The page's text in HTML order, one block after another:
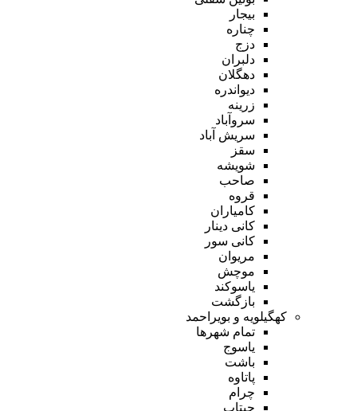
بیجار
چناره
دزج
دلبران
دهگلان
دیواندره
زرینه
سروآباد
سریش آباد
سقز
شویشه
صاحب
قروه
کامیاران
کانی دینار
کانی سور
مریوان
موچش
یاسوکند
بازگشت
کهگیلویه و بویراحمد
تمام شهر‌ها
یاسوج
باشت
پاتاوه
چرام
چیتاب